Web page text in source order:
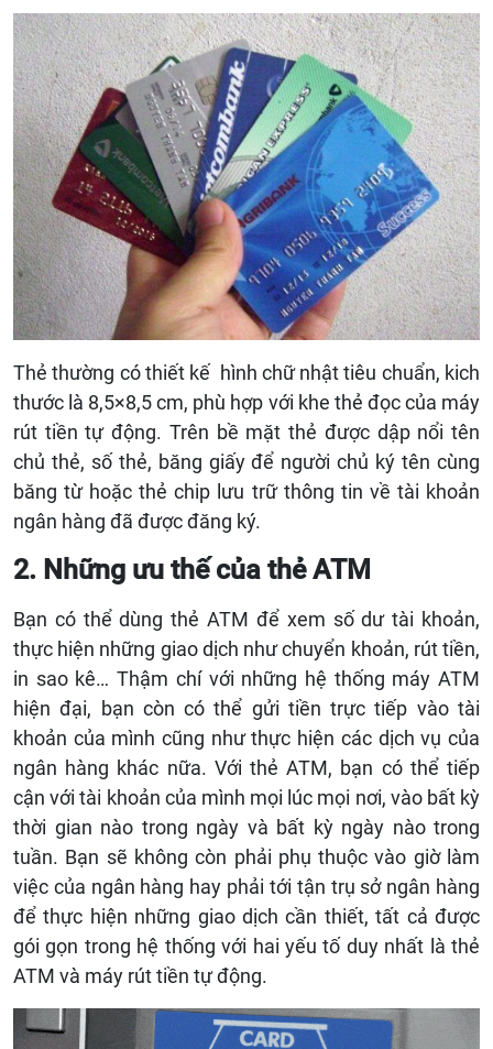
Thẻ thường có thiết kế hình chữ nhật tiêu chuẩn, kich
thước là 8,5×8,5 cm, phù hợp với khe thẻ đọc của máy
rút tiền tự động. Trên bề mặt thẻ được dập nổi tên
chủ thẻ, số thẻ, băng giấy để người chủ ký tên cùng
băng từ hoặc thẻ chip lưu trữ thông tin về tài khoản
ngân hàng đã được đăng ký.
2. Những ưu thế của thẻ ATM
Bạn có thể dùng thẻ ATM để xem số dư tài khoản,
thực hiện những giao dịch như chuyển khoản, rút tiền,
in sao kê… Thậm chí với những hệ thống máy ATM
hiện đại, bạn còn có thể gửi tiền trực tiếp vào tài
khoản của mình cũng như thực hiện các dịch vụ của
ngân hàng khác nữa. Với thẻ ATM, bạn có thể tiếp
cận với tài khoản của mình mọi lúc mọi nơi, vào bất kỳ
thời gian nào trong ngày và bất kỳ ngày nào trong
tuần. Bạn sẽ không còn phải phụ thuộc vào giờ làm
việc của ngân hàng hay phải tới tận trụ sở ngân hàng
để thực hiện những giao dịch cần thiết, tất cả được
gói gọn trong hệ thống với hai yếu tố duy nhất là thẻ
ATM và máy rút tiền tự động.